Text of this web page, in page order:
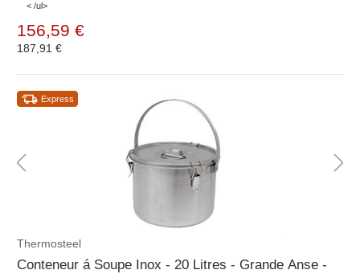
< /ul>
156,59 €
187,91 €
Express
Thermosteel
Conteneur á Soupe Inox - 20 Litres - Grande Anse -